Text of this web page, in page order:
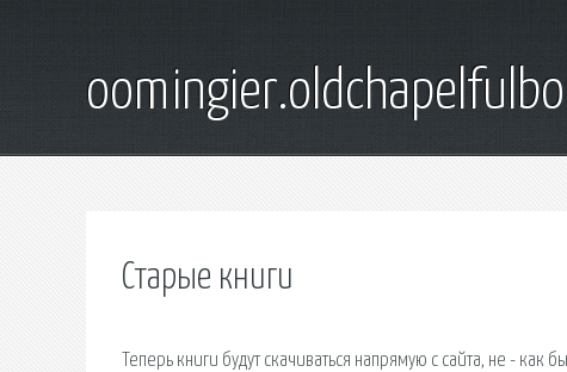
Старые книги
Теперь книги будут скачиваться напрямую с сайта, не -